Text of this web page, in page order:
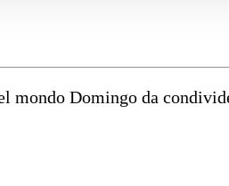
mondo Domingo da